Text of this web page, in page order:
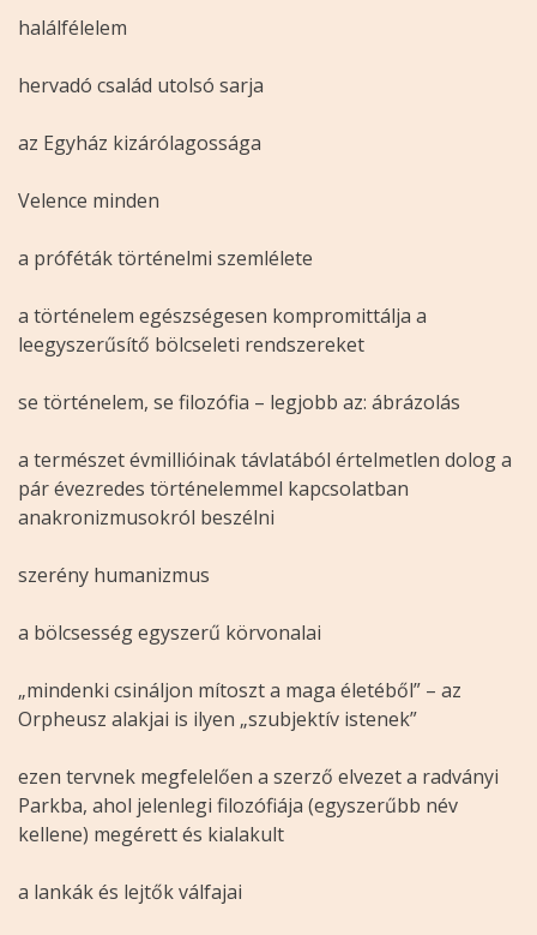
halálfélelem
hervadó család utolsó sarja
az Egyház kizárólagossága
Velence minden
a próféták történelmi szemlélete
a történelem egészségesen kompromittálja a
leegyszerűsítő bölcseleti rendszereket
se történelem, se filozófia – legjobb az: ábrázolás
a természet évmillióinak távlatából értelmetlen dolog a
pár évezredes történelemmel kapcsolatban
anakronizmusokról beszélni
szerény humanizmus
a bölcsesség egyszerű körvonalai
„mindenki csináljon mítoszt a maga életéből” – az
Orpheusz alakjai is ilyen „szubjektív istenek”
ezen tervnek megfelelően a szerző elvezet a radványi
Parkba, ahol jelenlegi filozófiája (egyszerűbb név
kellene) megérett és kialakult
a lankák és lejtők válfajai